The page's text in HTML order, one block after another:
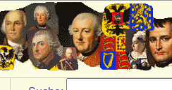
(Thun und Hohenstein)
(Tiedemann gen. von
Herren von